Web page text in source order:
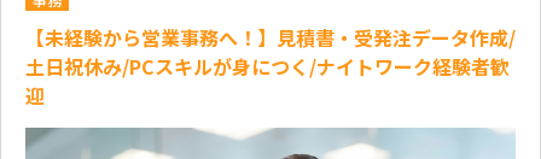
【未経験から営業事務へ！】見積書・受発注データ作成/
土日祝休み/PCスキルが身につく/ナイトワーク経験者歓
迎